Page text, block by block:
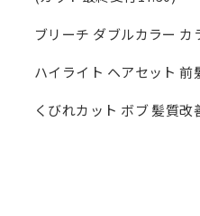
ブリーチ ダブルカラー カ
ハイライト ヘアセット
くびれカット ボブ 髪質改